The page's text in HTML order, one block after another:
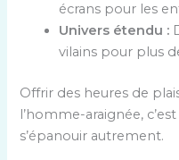
écrans pour les
Univers étendu :
vilains pour plus
Offrir des heures de
l’homme-araignée,
s’épanouir autrement.